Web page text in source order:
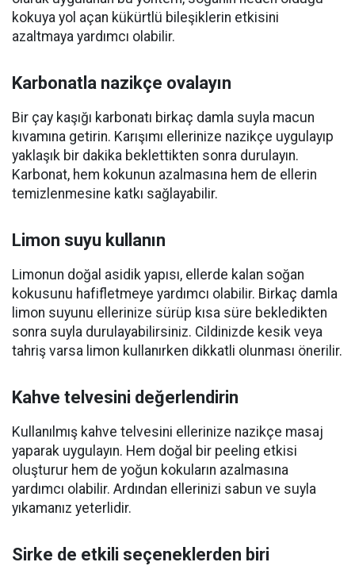
kokuya yol açan kükürtlü bileşiklerin etkisini
azaltmaya yardımcı olabilir.
Karbonatla nazikçe ovalayın
Bir çay kaşığı karbonatı birkaç damla suyla macun
kıvamına getirin. Karışımı ellerinize nazikçe uygulayıp
yaklaşık bir dakika beklettikten sonra durulayın.
Karbonat, hem kokunun azalmasına hem de ellerin
temizlenmesine katkı sağlayabilir.
Limon suyu kullanın
Limonun doğal asidik yapısı, ellerde kalan soğan
kokusunu hafifletmeye yardımcı olabilir. Birkaç damla
limon suyunu ellerinize sürüp kısa süre bekledikten
sonra suyla durulayabilirsiniz. Cildinizde kesik veya
tahriş varsa limon kullanırken dikkatli olunması önerilir.
Kahve telvesini değerlendirin
Kullanılmış kahve telvesini ellerinize nazikçe masaj
yaparak uygulayın. Hem doğal bir peeling etkisi
oluşturur hem de yoğun kokuların azalmasına
yardımcı olabilir. Ardından ellerinizi sabun ve suyla
yıkamanız yeterlidir.
Sirke de etkili seçeneklerden biri